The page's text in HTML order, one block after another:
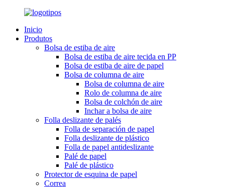
Inicio
Produtos
Bolsa de estiba de aire
Bolsa de estiba de aire tecida en PP
Bolsa de estiba de aire de papel
Bolsa de columna de aire
Bolsa de columna de aire
Rolo de columna de aire
Bolsa de colchón de aire
Inchar a bolsa de aire
Folla deslizante de palés
Folla de separación de papel
Folla deslizante de plástico
Folla de papel antideslizante
Palé de papel
Palé de plástico
Protector de esquina de papel
Correa